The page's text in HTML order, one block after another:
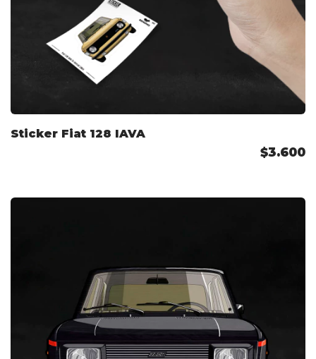
Sticker Fiat 128 IAVA
$3.600